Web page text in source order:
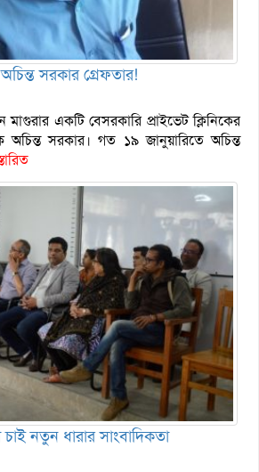
সরকার গ্রেফতার!
একটি বেসরকারি প্রাইভেট ক্লিনিকের
অচিন্ত সরকার। গত ১৯ জানুয়ারিতে অচিন্ত
নতুন ধারার সাংবাদিকতা